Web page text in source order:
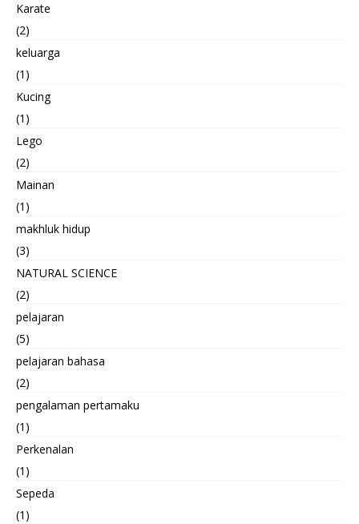
Karate
(2)
keluarga
(1)
Kucing
(1)
Lego
(2)
Mainan
(1)
makhluk hidup
(3)
NATURAL SCIENCE
(2)
pelajaran
(5)
pelajaran bahasa
(2)
pengalaman pertamaku
(1)
Perkenalan
(1)
Sepeda
(1)